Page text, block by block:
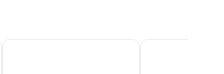
Hotel Exe Plaza HOTEL CABALLERO